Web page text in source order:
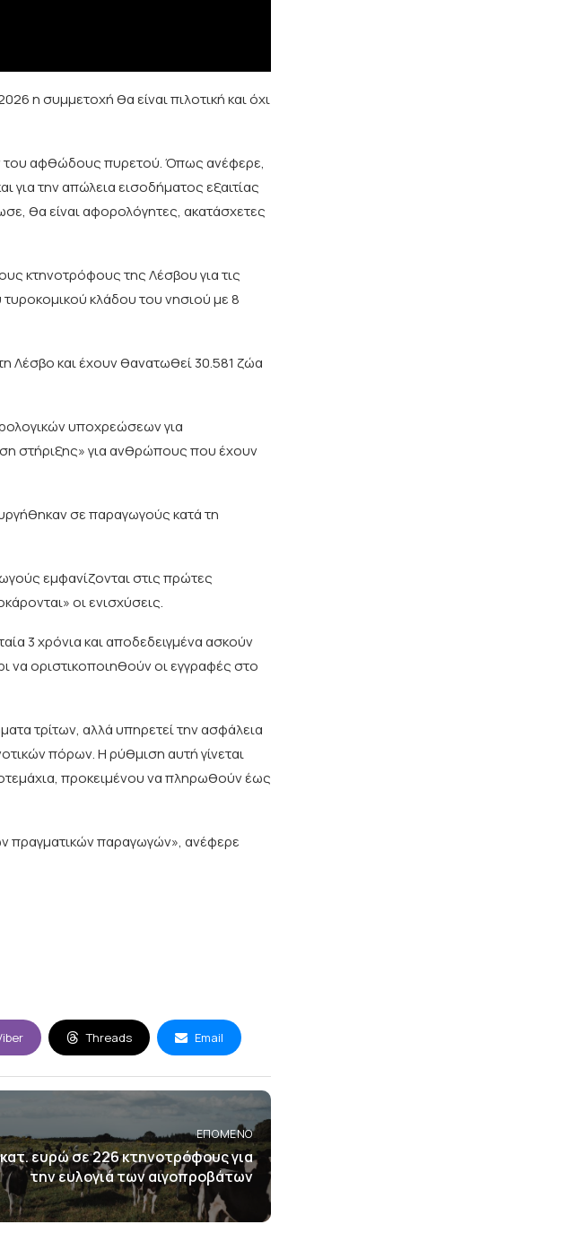
η συμμετοχή θα είναι πιλοτική και όχι
του αφθώδους πυρετού. Όπως ανέφερε,
την απώλεια εισοδήματος εξαιτίας
θα είναι αφορολόγητες, ακατάσχετες
κτηνοτρόφους της Λέσβου για τις
κλάδου του νησιού με 8
Λέσβο και έχουν θανατωθεί 30.581 ζώα
υποχρεώσεων για
στήριξης» για ανθρώπους που έχουν
σε παραγωγούς κατά τη
εμφανίζονται στις πρώτες
οι ενισχύσεις.
3 χρόνια και αποδεδειγμένα ασκούν
να οριστικοποιηθούν οι εγγραφές στο
τρίτων, αλλά υπηρετεί την ασφάλεια
πόρων. Η ρύθμιση αυτή γίνεται
προκειμένου να πληρωθούν έως
πραγματικών παραγωγών», ανέφερε
Threads Email
ΕΠΌΜΕΝΟ
ευρώ σε 226 κτηνοτρόφους για
την ευλογιά των αιγοπροβάτων